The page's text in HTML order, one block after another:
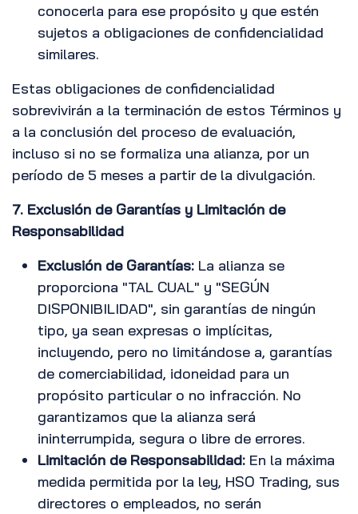
conocerla para ese propósito y que estén
sujetos a obligaciones de confidencialidad
similares.
Estas obligaciones de confidencialidad
sobrevivirán a la terminación de estos Términos y
a la conclusión del proceso de evaluación,
incluso si no se formaliza una alianza, por un
período de 5 meses a partir de la divulgación.
7. Exclusión de Garantías y Limitación de
Responsabilidad
Exclusión de Garantías: La alianza se
proporciona "TAL CUAL" y "SEGÚN
DISPONIBILIDAD", sin garantías de ningún
tipo, ya sean expresas o implícitas,
incluyendo, pero no limitándose a, garantías
de comerciabilidad, idoneidad para un
propósito particular o no infracción. No
garantizamos que la alianza será
ininterrumpida, segura o libre de errores.
Limitación de Responsabilidad: En la máxima
medida permitida por la ley, HSO Trading, sus
directores o empleados, no serán